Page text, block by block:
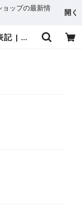
ョップの最新情
開く
特定商取引法に基づく表記 | 株式会社はっぴぃandプロジェクト